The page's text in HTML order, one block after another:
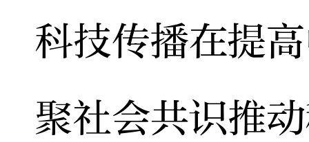
科技传播在提
聚社会共识推